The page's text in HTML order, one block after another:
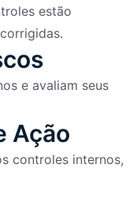
estão
e avaliam seus
Ação
controles internos,